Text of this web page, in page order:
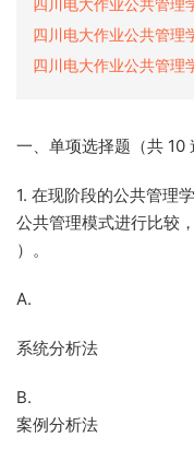
四川电大作业公共管理
四川电大作业公共管理
四川电大作业公共管理
一、单项选择题（共 10
1. 在现阶段的公共管理
公共管理模式进行比较
）。
A.
系统分析法
B.
案例分析法